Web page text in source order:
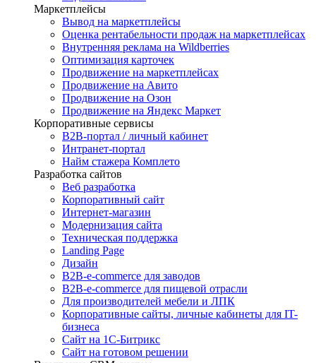
Маркетплейсы
Вывод на маркетплейсы
Оценка рентабельности продаж на маркетплейсах
Внутренняя реклама на Wildberries
Оптимизация карточек
Продвижение на маркетплейсах
Продвижение на Авито
Продвижение на Озон
Продвижение на Яндекс Маркет
Корпоративные сервисы
B2B-портал / личный кабинет
Интранет-портал
Найм стажера Комплето
Разработка сайтов
Веб разработка
Корпоративный сайт
Интернет-магазин
Модернизация сайта
Техническая поддержка
Landing Page
Дизайн
B2B-e-commerce для заводов
B2B-e-commerce для пищевой отрасли
Для производителей мебели и ЛПК
Корпоративные сайты, личные кабинеты для IT-
бизнеса
Сайт на 1С-Битрикс
Сайт на готовом решении